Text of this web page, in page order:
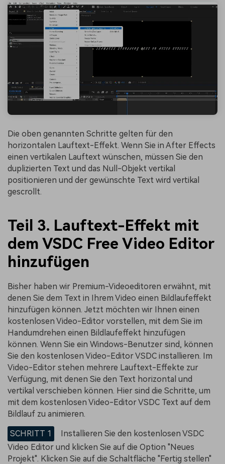
Die oben genannten Schritte gelten für den
horizontalen Lauftext-Effekt. Wenn Sie in After Effects
einen vertikalen Lauftext wünschen, müssen Sie den
duplizierten Text und das Null-Objekt vertikal
positionieren und der gewünschte Text wird vertikal
gescrollt.
Teil 3. Lauftext-Effekt mit
dem VSDC Free Video Editor
hinzufügen
Bisher haben wir Premium-Videoeditoren erwähnt, mit
denen Sie dem Text in Ihrem Video einen Bildlaufeffekt
hinzufügen können. Jetzt möchten wir Ihnen einen
kostenlosen Video-Editor vorstellen, mit dem Sie im
Handumdrehen einen Bildlaufeffekt hinzufügen
können. Wenn Sie ein Windows-Benutzer sind, können
Sie den kostenlosen Video-Editor VSDC installieren. Im
Video-Editor stehen mehrere Lauftext-Effekte zur
Verfügung, mit denen Sie den Text horizontal und
vertikal verschieben können. Hier sind die Schritte, um
mit dem kostenlosen Video-Editor VSDC Text auf dem
Bildlauf zu animieren.
SCHRITT 1
Installieren Sie den kostenlosen VSDC
Video Editor und klicken Sie auf die Option "Neues
Projekt". Klicken Sie auf die Schaltfläche "Fertig stellen"